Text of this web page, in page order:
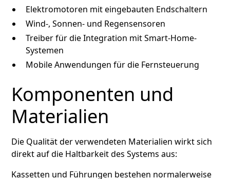
Elektromotoren mit eingebauten Endschaltern
Wind-, Sonnen- und Regensensoren
Treiber für die Integration mit Smart-Home-
Systemen
Mobile Anwendungen für die Fernsteuerung
Komponenten und
Materialien
Die Qualität der verwendeten Materialien wirkt sich
direkt auf die Haltbarkeit des Systems aus:
Kassetten und Führungen bestehen normalerweise